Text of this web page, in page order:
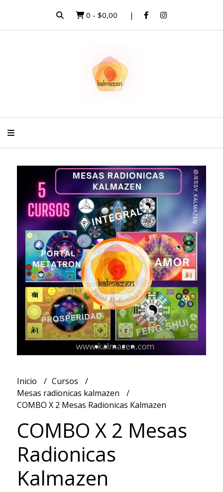
0 - $0,00
Inicio
Cursos
Mesas radionicas kalmazen
COMBO X 2 Mesas Radionicas Kalmazen
COMBO X 2 Mesas
Radionicas
Kalmazen